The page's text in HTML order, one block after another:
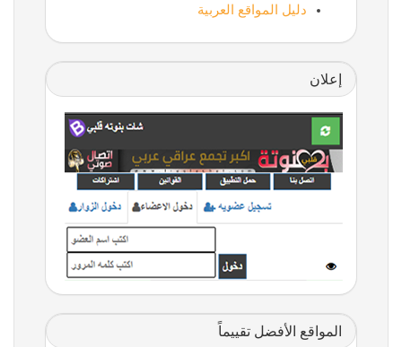
دليل المواقع العربية
إعلان
المواقع الأفضل تقييماً